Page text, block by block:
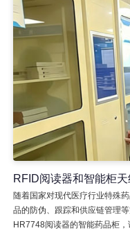
RFID阅读器和智能柜
随着国家对现代医疗行业特殊
品的防伪、跟踪和供应链管理
HR7748阅读器的智能药品柜